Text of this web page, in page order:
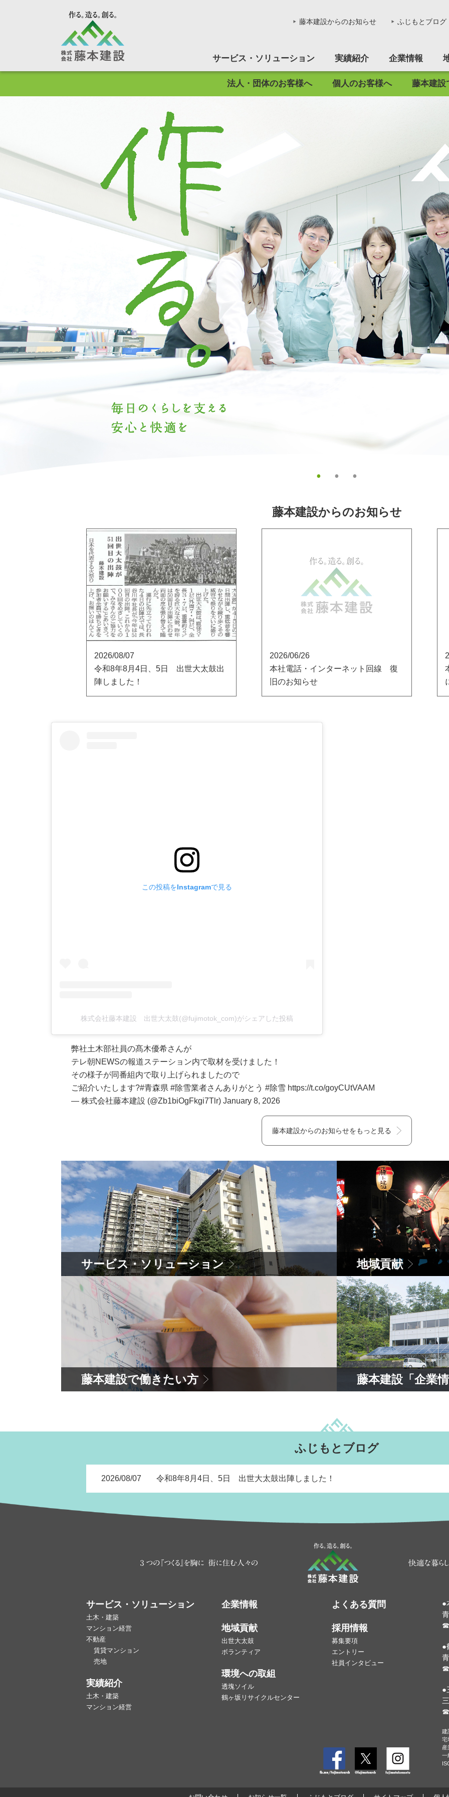
株式会社藤本建設 - 作る。造る。創
サービス・ソリューション 実績紹介 企業情報
藤本建設からのお知らせ ふじもとブログ
法人・団体のお客様へ 個人のお客様へ 藤本建設
藤本建設からのお知らせ
2026/08/07
令和8年8月4日、5日 出世大太鼓出
陣しました！
2026/06/26
本社電話・インターネット回線 復
旧のお知らせ
この投稿をInstagramで見る
株式会社藤本建設 出世大太鼓(@fujimotok_com)がシェアした投稿
弊社土木部社員の髙木優希さんが
テレ朝NEWSの報道ステーション内で取材を受けました！
その様子が同番組内で取り上げられましたので
ご紹介いたします?#青森県 #除雪業者さんありがとう #除雪 https://t.co/goyCUtVAAM
— 株式会社藤本建設 (@Zb1biOgFkgi7Tlr) January 8, 2026
藤本建設からのお知らせをもっと見る
サービス・ソリューション 地域貢献
藤本建設で働きたい方 藤本建設「企業
ふじもとブログ
2026/08/07 令和8年8月4日、5日 出世大太鼓出陣しました！
3つの『つくる』を
サービス・ソリューション
土木・建築
マンション経営
不動産
賃貸マンション
売地
実績紹介
土木・建築
マンション経営
企業情報
地域貢献
出世大太鼓
ボランティア
環境への取組
透塊ソイル
鶴ヶ坂リサイクルセンター
よくある質問
採用情報
募集要項
エントリー
社員インタビュー
●
☎
●
☎
●
☎
建
宅
産
一
FacebookTwitter